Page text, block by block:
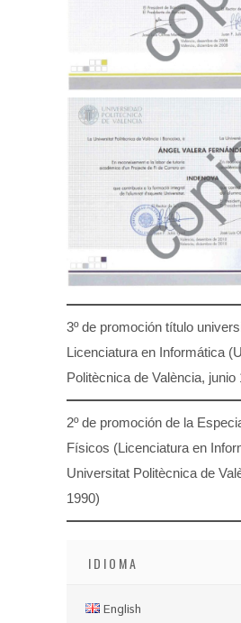
3º de promoción título
Licenciatura en Informática
Politècnica de València, junio
2º de promoción de la
Físicos (Licenciatura en
Universitat Politècnica de
1990)
IDIOMA
English